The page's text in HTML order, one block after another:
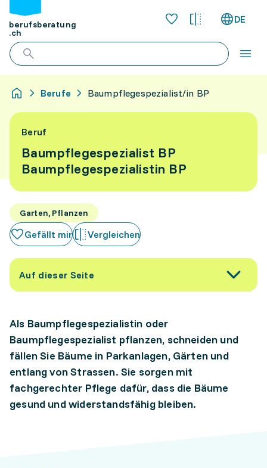
berufsberatung
.ch
DE
Berufe Baumpflegespezialist/in BP
Beruf
Baumpflegespezialist BP
Baumpflegespezialistin BP
Garten, Pflanzen
Gefällt mir Vergleichen
Auf dieser Seite
Als Baumpflegespezialistin oder
Baumpflegespezialist pflanzen, schneiden und
fällen Sie Bäume in Parkanlagen, Gärten und
entlang von Strassen. Sie sorgen mit
fachgerechter Pflege dafür, dass die Bäume
gesund und widerstandsfähig bleiben.